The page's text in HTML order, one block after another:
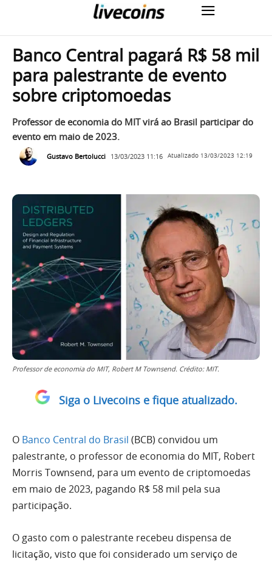
Banco Central pagará R$ 58 mil
para palestrante de evento
sobre criptomoedas
Professor de economia do MIT virá ao Brasil participar do
evento em maio de 2023.
Gustavo Bertolucci 13/03/2023 11:16 Atualizado 13/03/2023 12:19
Professor de economia do MIT, Robert M Townsend. Crédito: MIT.
Siga o Livecoins e fique atualizado.
O Banco Central do Brasil (BCB) convidou um
palestrante, o professor de economia do MIT, Robert
Morris Townsend, para um evento de criptomoedas
em maio de 2023, pagando R$ 58 mil pela sua
participação.
O gasto com o palestrante recebeu dispensa de
licitação, visto que foi considerado um serviço de